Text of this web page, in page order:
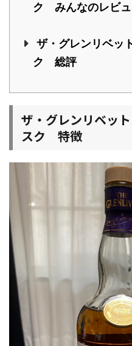
ク みんなのレビュ
ザ・グレンリベッ
ク 総評
ザ・グレンリベッ
スク 特徴